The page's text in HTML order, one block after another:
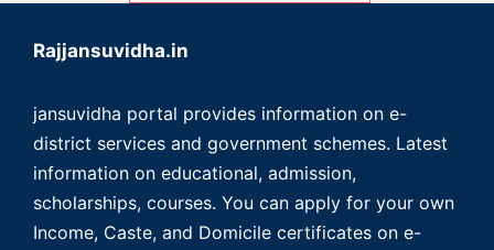
Rajjansuvidha.in
jansuvidha portal provides information on e-
district services and government schemes. Latest
information on educational, admission,
scholarships, courses. You can apply for your own
Income, Caste, and Domicile certificates on e-